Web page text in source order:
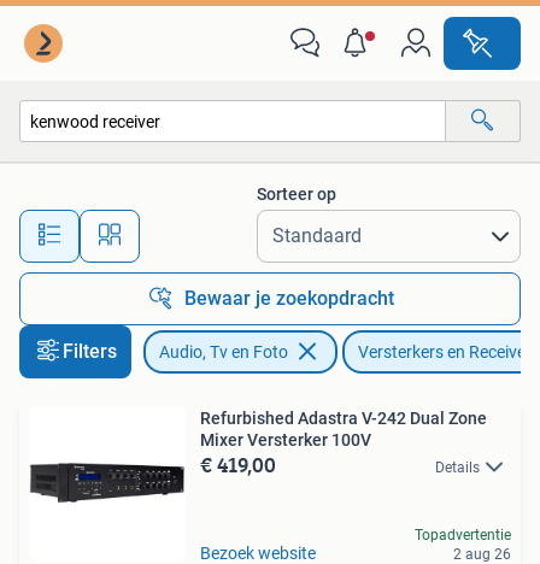
Alle afstanden…
Sorteer op
Bewaar je zoekopdracht
Filters Audio, Tv en Foto Versterkers en Receivers
Refurbished Adastra V-242 Dual Zone
Mixer Versterker 100V
€ 419,00 Details
Bezoek website
Topadvertentie
2 aug 26